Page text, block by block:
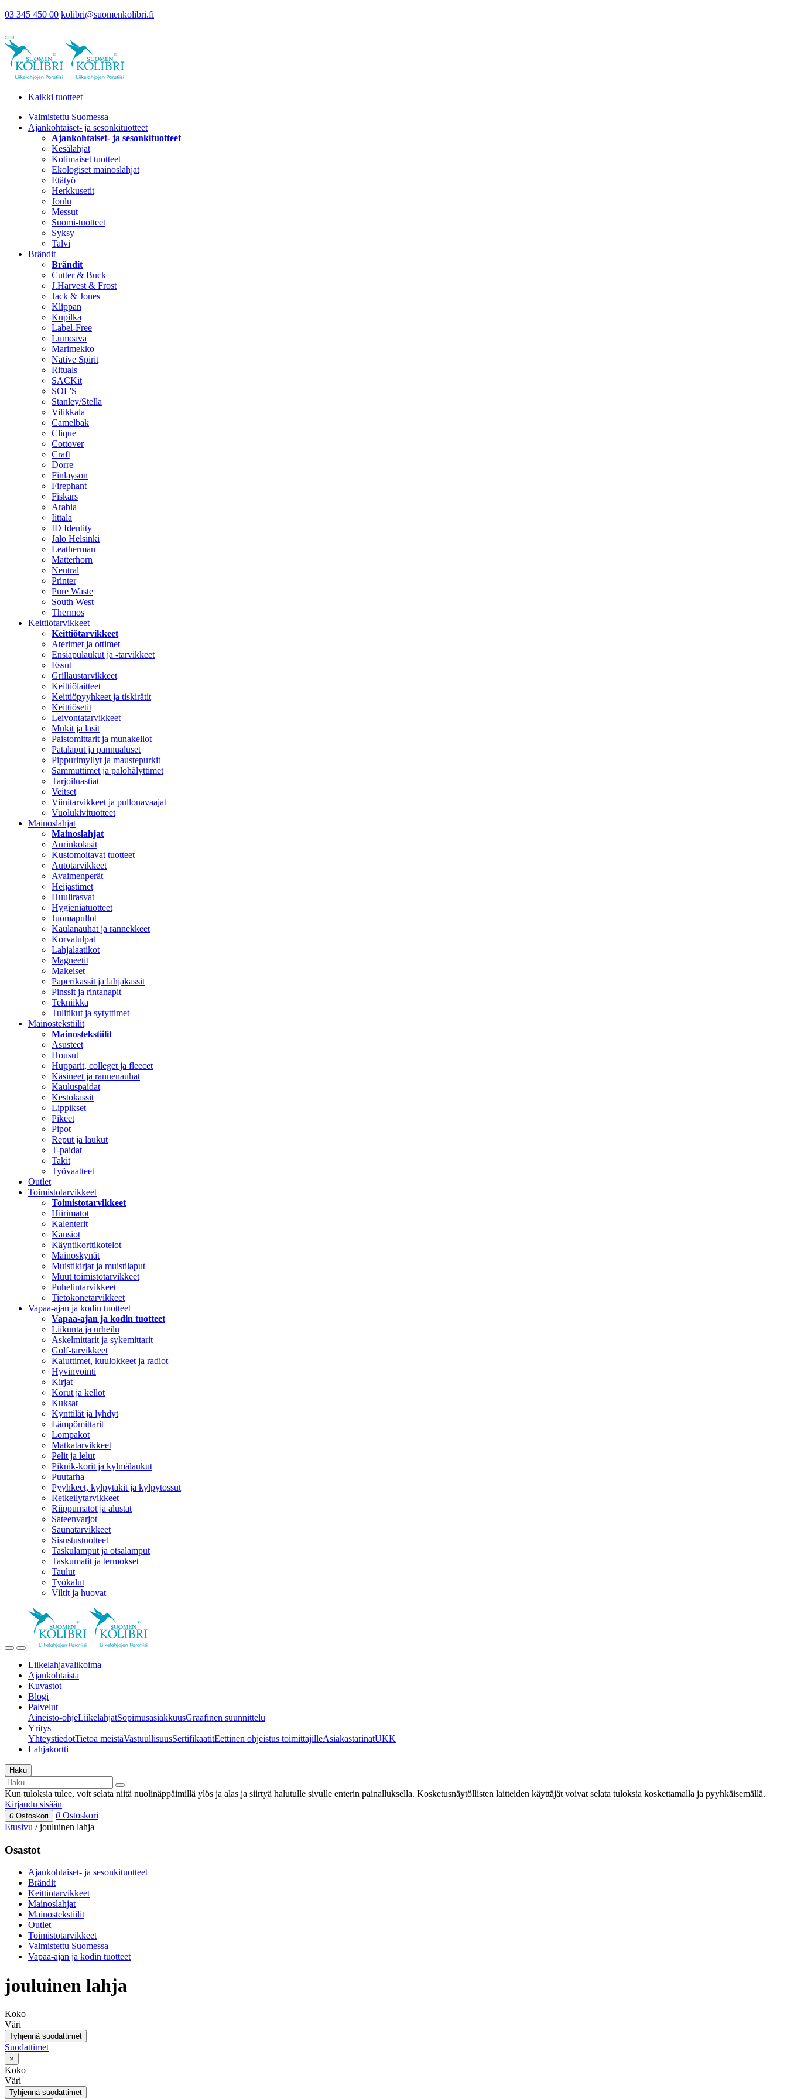
03 345 450 00 kolibri@suomenkolibri.fi
Kaikki tuotteet
Valmistettu Suomessa
Ajankohtaiset- ja sesonkituotteet
Ajankohtaiset- ja sesonkituotteet
Kesälahjat
Kotimaiset tuotteet
Ekologiset mainoslahjat
Etätyö
Herkkusetit
Joulu
Messut
Suomi-tuotteet
Syksy
Talvi
Brändit
Brändit
Cutter & Buck
J.Harvest & Frost
Jack & Jones
Klippan
Kupilka
Label-Free
Lumoava
Marimekko
Native Spirit
Rituals
SACKit
SOL'S
Stanley/Stella
Vilikkala
Camelbak
Clique
Cottover
Craft
Dorre
Finlayson
Firephant
Fiskars
Arabia
Iittala
ID Identity
Jalo Helsinki
Leatherman
Matterhorn
Neutral
Printer
Pure Waste
South West
Thermos
Keittiötarvikkeet
Keittiötarvikkeet
Aterimet ja ottimet
Ensiapulaukut ja -tarvikkeet
Essut
Grillaustarvikkeet
Keittiölaitteet
Keittiöpyyhkeet ja tiskirätit
Keittiösetit
Leivontatarvikkeet
Mukit ja lasit
Paistomittarit ja munakellot
Patalaput ja pannualuset
Pippurimyllyt ja maustepurkit
Sammuttimet ja palohälyttimet
Tarjoiluastiat
Veitset
Viinitarvikkeet ja pullonavaajat
Vuolukivituotteet
Mainoslahjat
Mainoslahjat
Aurinkolasit
Kustomoitavat tuotteet
Autotarvikkeet
Avaimenperät
Heijastimet
Huulirasvat
Hygieniatuotteet
Juomapullot
Kaulanauhat ja rannekkeet
Korvatulpat
Lahjalaatikot
Magneetit
Makeiset
Paperikassit ja lahjakassit
Pinssit ja rintanapit
Tekniikka
Tulitikut ja sytyttimet
Mainostekstiilit
Mainostekstiilit
Asusteet
Housut
Hupparit, colleget ja fleecet
Käsineet ja rannenauhat
Kauluspaidat
Kestokassit
Lippikset
Pikeet
Pipot
Reput ja laukut
T-paidat
Takit
Työvaatteet
Outlet
Toimistotarvikkeet
Toimistotarvikkeet
Hiirimatot
Kalenterit
Kansiot
Käyntikorttikotelot
Mainoskynät
Muistikirjat ja muistilaput
Muut toimistotarvikkeet
Puhelintarvikkeet
Tietokonetarvikkeet
Vapaa-ajan ja kodin tuotteet
Vapaa-ajan ja kodin tuotteet
Liikunta ja urheilu
Askelmittarit ja sykemittarit
Golf-tarvikkeet
Kaiuttimet, kuulokkeet ja radiot
Hyvinvointi
Kirjat
Korut ja kellot
Kuksat
Kynttilät ja lyhdyt
Lämpömittarit
Lompakot
Matkatarvikkeet
Pelit ja lelut
Piknik-korit ja kylmälaukut
Puutarha
Pyyhkeet, kylpytakit ja kylpytossut
Retkeilytarvikkeet
Riippumatot ja alustat
Sateenvarjot
Saunatarvikkeet
Sisustustuotteet
Taskulamput ja otsalamput
Taskumatit ja termokset
Taulut
Työkalut
Viltit ja huovat
Liikelahjavalikoima
Ajankohtaista
Kuvastot
Blogi
Palvelut
Aineisto-ohjeLiikelahjatSopimusasiakkuusGraafinen suunnittelu
Yritys
YhteystiedotTietoa meistäVastuullisuusSertifikaatitEettinen ohjeistus toimittajilleAsiakastarinatUKK
Lahjakortti
Haku
Kun tuloksia tulee, voit selata niitä nuolinäppäimillä ylös ja alas ja siirtyä halutulle sivulle enterin painalluksella. Kosketusnäytöllisten laitteiden käyttäjät voivat selata tuloksia koskettamalla ja pyyhkäisemällä.
Kirjaudu sisään
0 Ostoskori 0 Ostoskori
Etusivu /jouluinen lahja
Osastot
Ajankohtaiset- ja sesonkituotteet
Brändit
Keittiötarvikkeet
Mainoslahjat
Mainostekstiilit
Outlet
Toimistotarvikkeet
Valmistettu Suomessa
Vapaa-ajan ja kodin tuotteet
jouluinen lahja
Koko
Väri
Tyhjennä suodattimet
Suodattimet
×
Koko
Väri
Tyhjennä suodattimet